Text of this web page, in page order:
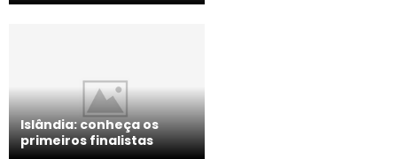
Islândia: conheça os
primeiros finalistas